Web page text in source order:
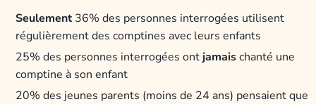
Seulement36% des personnes interrogées utilisent
régulièrement des comptines avec leurs enfants
25% des personnes interrogées ont jamaischanté une
comptine à son enfant
20% des jeunes parents (moins de 24 ans) pensaient que